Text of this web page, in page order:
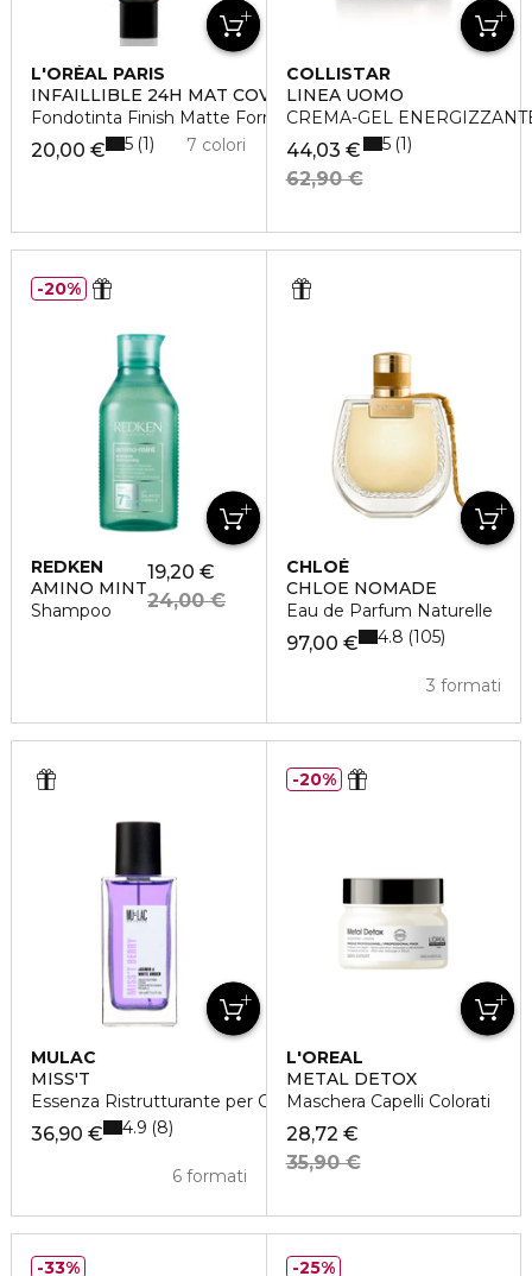
L'ORÉAL PARIS
INFAILLIBLE 24H MAT COVER
Fondotinta Finish Matte Formula a Lunga Durata
20,00 € 7 colori
5 1
COLLISTAR
LINEA UOMO
CREMA-GEL
44,03 €
62,90 €
5 1
REDKEN
AMINO MINT
Shampoo
19,20 €
24,00 €
20%
CHLOÉ
CHLOE NOMADE
Eau de Parfum Naturelle
97,00 €
3 formati
4.8 105
MULAC
MISS'T
Essenza Ristrutturante per Capelli
36,90 €
6 formati
4.9 8
L'OREAL
PROFESSIONNEL
METAL DETOX
Maschera Capelli Colorati
28,72 €
35,90 €
20%
33% 25%